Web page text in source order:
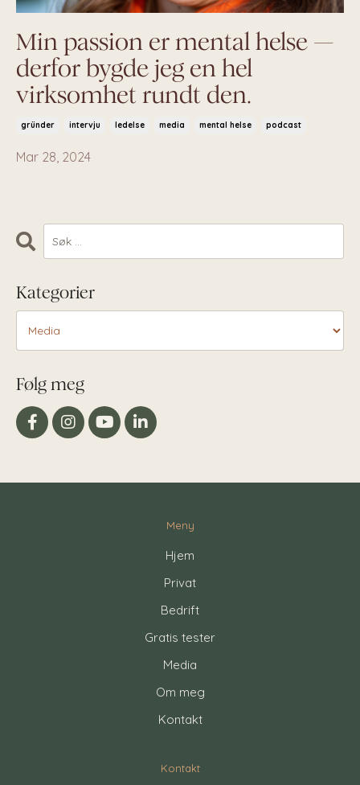
Min passion er mental helse —
derfor bygde jeg en hel
virksomhet rundt den.
gründer intervju ledelse media mental helse podcast
Mar 28, 2024
Kategorier
Følg meg
Kontakt
Meny
Hjem
Privat
Bedrift
Gratis tester
Media
Om meg
Kontakt